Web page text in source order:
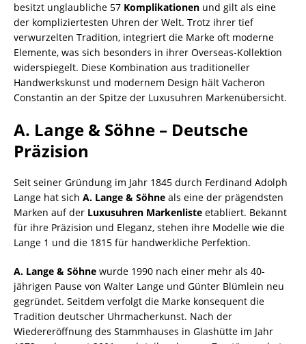
besitzt unglaubliche 57 Komplikationen und gilt als eine
der kompliziertesten Uhren der Welt. Trotz ihrer tief
verwurzelten Tradition, integriert die Marke oft moderne
Elemente, was sich besonders in ihrer Overseas-Kollektion
widerspiegelt. Diese Kombination aus traditioneller
Handwerkskunst und modernem Design hält Vacheron
Constantin an der Spitze der Luxusuhren Markenübersicht.
A. Lange & Söhne – Deutsche
Präzision
Seit seiner Gründung im Jahr 1845 durch Ferdinand Adolph
Lange hat sich A. Lange & Söhne als eine der prägendsten
Marken auf der Luxusuhren Markenliste etabliert. Bekannt
für ihre Präzision und Eleganz, stehen ihre Modelle wie die
Lange 1 und die 1815 für handwerkliche Perfektion.
A. Lange & Söhne wurde 1990 nach einer mehr als 40-
jährigen Pause von Walter Lange und Günter Blümlein neu
gegründet. Seitdem verfolgt die Marke konsequent die
Tradition deutscher Uhrmacherkunst. Nach der
Wiedereröffnung des Stammhauses in Glashütte im Jahr